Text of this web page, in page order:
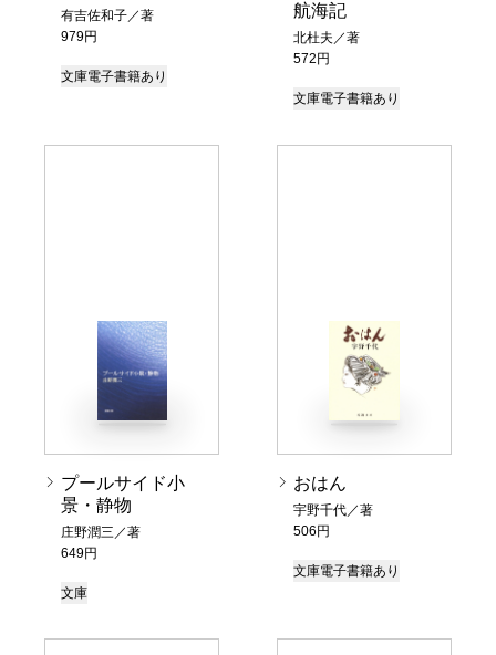
有吉佐和子／著
979円
文庫電子書籍あり
航海記
北杜夫／著
572円
文庫電子書籍あり
プールサイド小
景・静物
庄野潤三／著
649円
文庫
おはん
宇野千代／著
506円
文庫電子書籍あり